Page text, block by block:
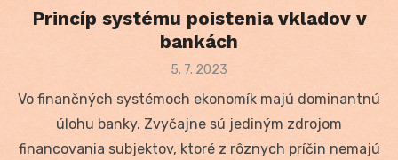
Princíp systému poistenia vkladov v
bankách
Posted
5. 7. 2023
Vo finančných systémoch ekonomík majú dominantnú
úlohu banky. Zvyčajne sú jediným zdrojom
financovania subjektov, ktoré z rôznych príčin nemajú